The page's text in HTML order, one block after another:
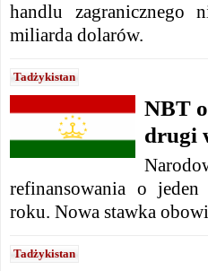
handlu zagranicznego
miliarda dolarów.
Tadżykistan
NBT
drugi
refinansowania o
roku. Nowa stawka
Tadżykistan